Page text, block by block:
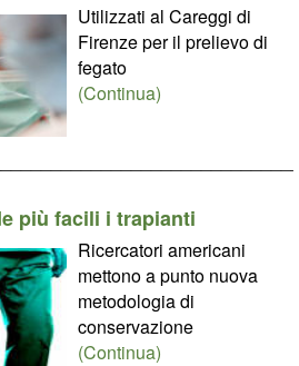
Utilizzati al Careggi di
Firenze per il prelievo di
fegato
(Continua)
più facili i trapianti
Ricercatori americani
mettono a punto nuova
metodologia di
conservazione
(Continua)